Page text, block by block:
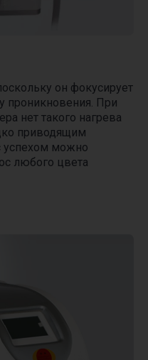
он фокусирует
проникновения. При
нет такого нагрева
приводящим
успехом можно
любого цвета